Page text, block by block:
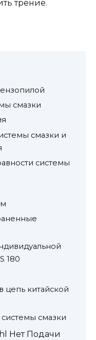
трение.
смазки
смазки и
системы
180
цепь китайской
смазки
Нет Подачи